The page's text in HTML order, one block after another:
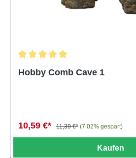
Hobby Comb Cave 1
10,59 €* 11,39 €* (7.02% gespart)
Kaufen